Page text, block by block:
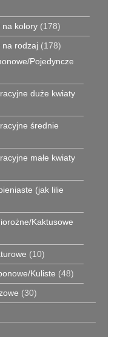
na kolory (178)
na rodzaj (178)
Pojedyncze
duże kwiaty
średnie
małe kwiaty
(jak lilie
Kaktusowe
(10)
Kuliste (48)
(30)